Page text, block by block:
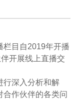
栏目自2019年开播
开展线上直播交
行深入分析和解
合作伙伴的各类问